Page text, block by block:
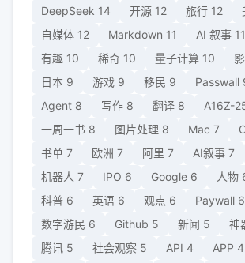
DeepSeek 14 开源 12 旅行 12
自媒体 12 Markdown 11 AI 叙事 11
有趣 10 稀奇 10 量子计算 10
日本 9 游戏 9 移民 9 Passwall
Agent 8 写作 8 翻译 8 A16Z-
一周一书 8 图片处理 8 Mac 7
书单 7 欧洲 7 阿里 7 AI叙事 7
机器人 7 IPO 6 Google 6 人物
科普 6 英语 6 观点 6 Paywall 6
数字游民 6 Github 5 新闻 5 神
腾讯 5 社会观察 5 API 4 APP 4